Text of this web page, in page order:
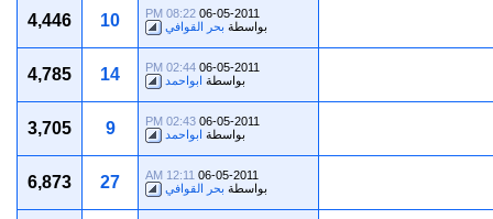
06-05-2011
08:22 PM
بواسطة بحر القوافي 10
4,446
06-05-2011
02:44 PM
بواسطة ابواحمد 14
4,785
06-05-2011
02:43 PM
بواسطة ابواحمد 9
3,705
06-05-2011
12:11 AM
بواسطة بحر القوافي 27
6,873